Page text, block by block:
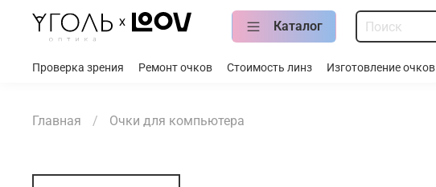
Каталог
Проверка зрения Ремонт очков Стоимость линз Изготовление очков
Главная Очки для компьютера